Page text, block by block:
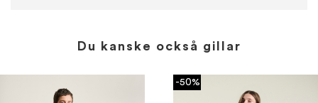
Du kanske också gillar
-50%